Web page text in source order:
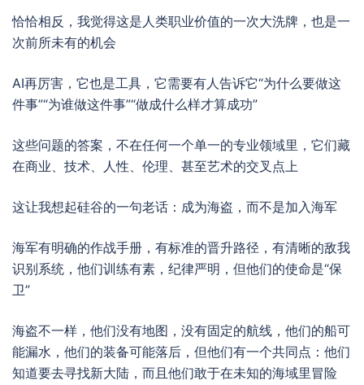
恰恰相反，我觉得这是人类职业价值的一次大洗牌，也是一
次前所未有的机会
AI再厉害，它也是工具，它需要有人告诉它“为什么要做这
件事”“为谁做这件事”“做成什么样才算成功”
这些问题的答案，不在任何一个单一的专业领域里，它们藏
在商业、技术、人性、伦理、甚至艺术的交叉点上
这让我想起硅谷的一句老话：成为海盗，而不是加入海军
海军有明确的作战手册，有标准的晋升路径，有清晰的敌我
识别系统，他们训练有素，纪律严明，但他们的使命是“保
卫”
海盗不一样，他们没有地图，没有固定的航线，他们的船可
能漏水，他们的装备可能落后，但他们有一个共同点：他们
知道要去寻找新大陆，而且他们敢于在未知的海域里冒险